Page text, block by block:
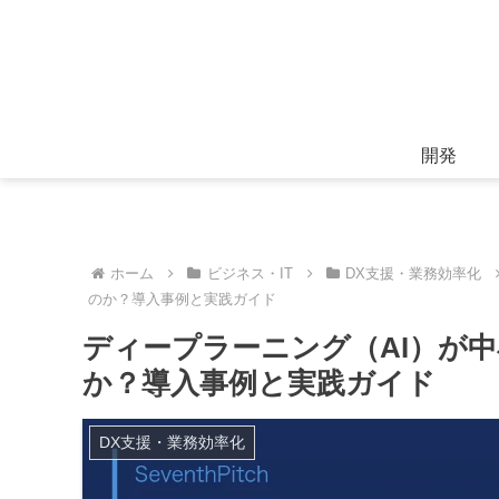
開発
ホーム ビジネス・IT
DX支援・業務効率化
のか？導入事例と実践ガイド
ディープラーニング（AI）が
か？導入事例と実践ガイド
DX支援・業務効率化